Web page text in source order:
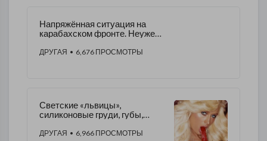
Напряжённая ситуация на
карабахском фронте. Неужели
ДРУГАЯ • 6,676 ПРОСМОТРЫ
Светские «львицы»,
силиконовые груди, губы,
ДРУГАЯ • 6,966 ПРОСМОТРЫ